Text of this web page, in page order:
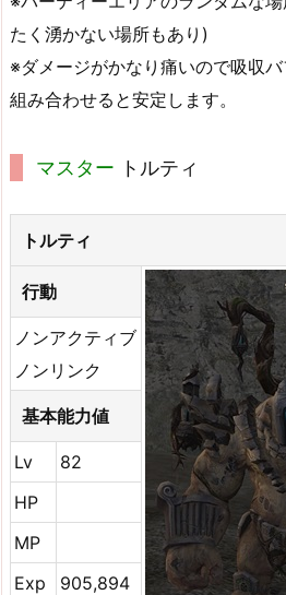
たく湧かない場所もあり)
※ダメージがかなり痛いので吸収
組み合わせると安定します。
マスター トルティ
トルティ
行動
ノンアクティブ
ノンリンク
基本能力値
Lv
82
HP
MP
Exp
905,894